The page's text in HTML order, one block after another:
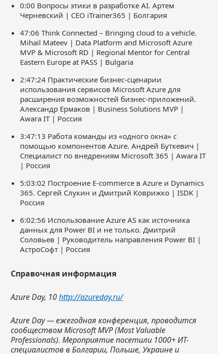
0:00 Вопросы этики в разработке AI. Артем
Черневский | CEO iTrainer365 | Болгария
47:06 Think Connected – Bringing cloud to a vehicle.
Mihail Mateev | Data Platform and Microsoft Azure
MVP & Microsoft RD | Regional Mentor for Central
Eastern Europe at PASS | Bulgaria
2:47:24 Практические бизнес-сценарии
использования сервисов Microsoft Azure для
расширения возможностей бизнес-приложений.
Александр Ермаков | Business Solutions MVP |
Awara IT | Россия
3:47:13 Работа команды из «одного окна» с
помощью компонентов Azure. Андрей Буткевич |
Специалист по внедрениям Microsoft 365 | Awara IT
| Россия
5:03:02 Построение E-commerce в Azure и Dynamics
365. Сергей Слукин и Дмитрий Коврижко | ISDK |
Россия
6:02:56 Использование Azure AS как источника
данных для Power BI и не только. Дмитрий
Соловьев | Руководитель направления Power BI |
АстроСофт | Россия
Справочная информация
AzureDay, 10http://azureday.ru/
AzureDay— ежегодная конференция, проводится
сообществом MicrosoftMVP(MostValuable
Professionals). Мероприятие посетили 1000+ ИТ-
специалистов в Болгарии, Польше, Украине и